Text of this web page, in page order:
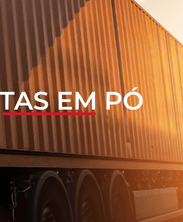
EM PÓ